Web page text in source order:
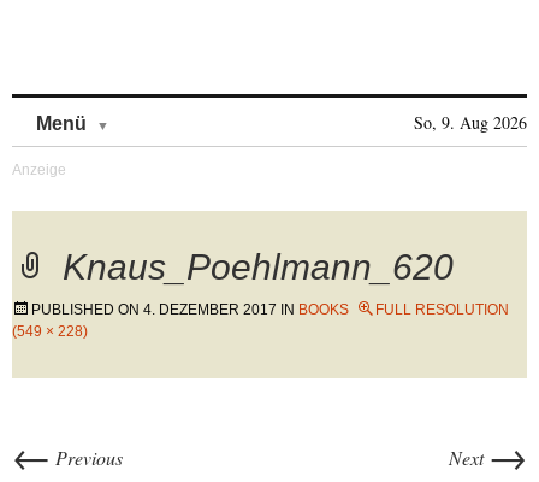
Menü So, 9. Aug 2026
Knaus_Poehlmann_620
PUBLISHED ON 4. DEZEMBER 2017 IN BOOKS
FULL RESOLUTION
(549 × 228)
← Previous Next →